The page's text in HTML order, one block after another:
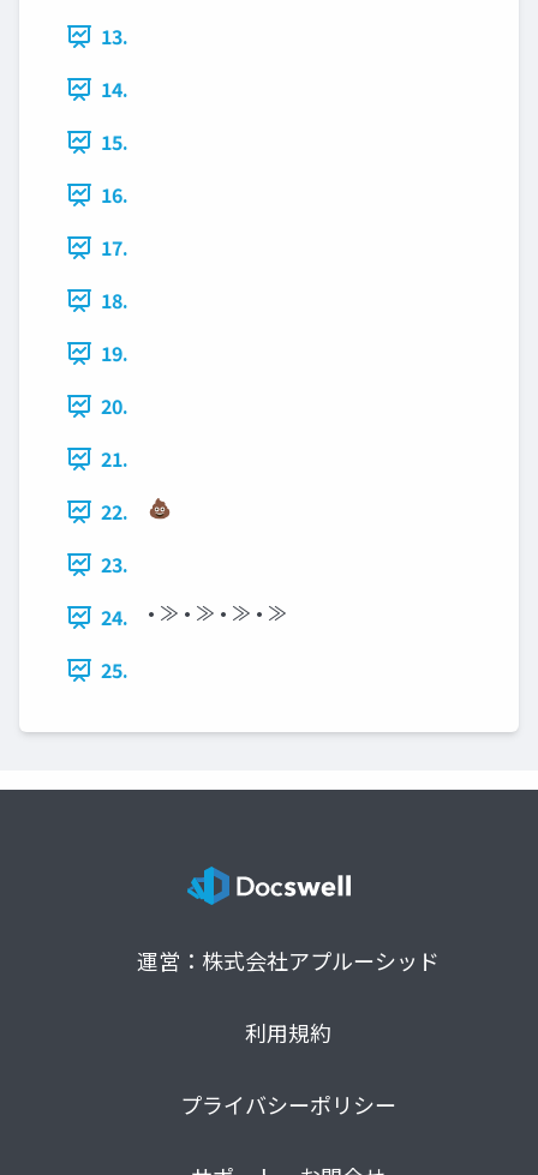
13.
14.
15.
16.
17.
18.
19.
20.
21.
22.
💩
23.
24.
• ≫ • ≫ • ≫ • ≫
25.
運営：株式会社アプルーシッド
利用規約
プライバシーポリシー